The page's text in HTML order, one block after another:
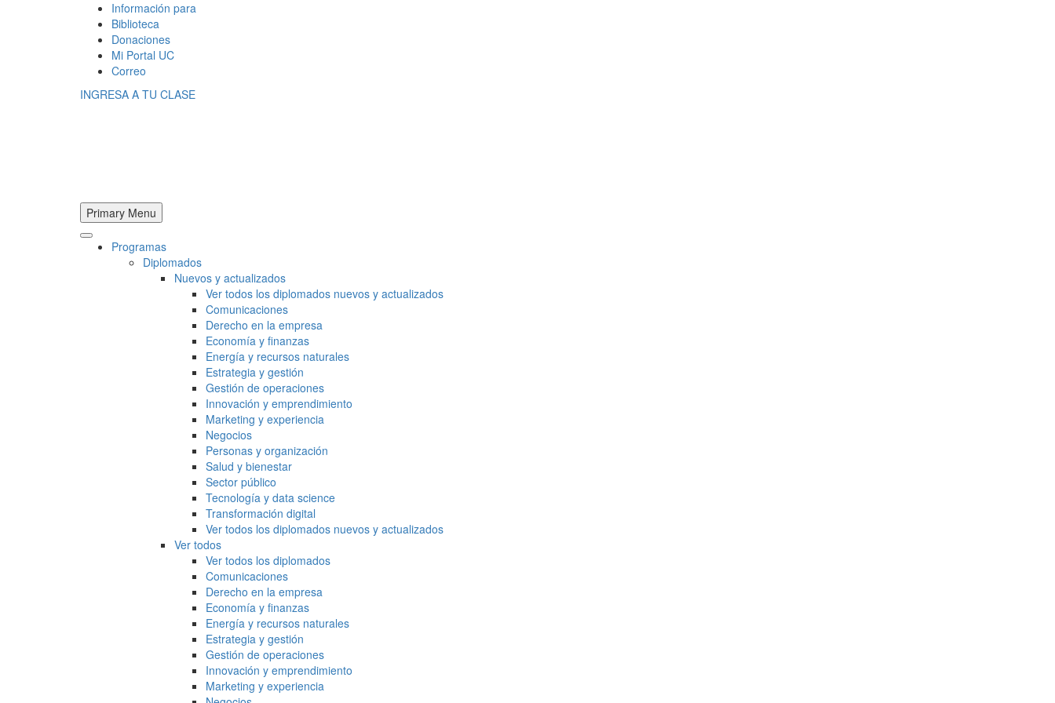
Información para
Biblioteca
Donaciones
Mi Portal UC
Correo
INGRESA A TU CLASE
Primary Menu
Programas
Diplomados
Nuevos y actualizados
Ver todos los diplomados nuevos y actualizados
Comunicaciones
Derecho en la empresa
Economía y finanzas
Energía y recursos naturales
Estrategia y gestión
Gestión de operaciones
Innovación y emprendimiento
Marketing y experiencia
Negocios
Personas y organización
Salud y bienestar
Sector público
Tecnología y data science
Transformación digital
Ver todos los diplomados nuevos y actualizados
Ver todos
Ver todos los diplomados
Comunicaciones
Derecho en la empresa
Economía y finanzas
Energía y recursos naturales
Estrategia y gestión
Gestión de operaciones
Innovación y emprendimiento
Marketing y experiencia